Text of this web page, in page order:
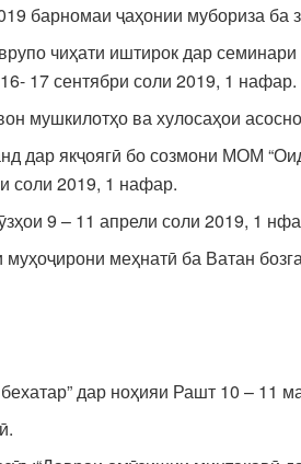
барномаи ҷаҳонии мубориза ба
чиҳати иштирок дар семинари
17 сентябри соли 2019, 1 нафар.
мушкилотҳо ва хулосаҳои
дар якҷоягӣ бо созмони МОМ
соли 2019, 1 нафар.
9 – 11 апрели соли 2019, 1
меҳнатӣ ба Ватан
дар ноҳияи Рашт 10 – 11